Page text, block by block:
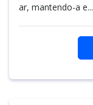
ar, mantendo-a e...